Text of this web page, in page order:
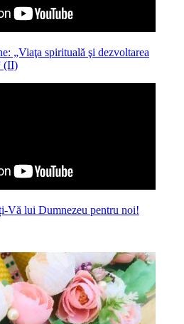
„Viaţa spirituală şi dezvoltarea
(II)
Vă lui Dumnezeu pentru noi!